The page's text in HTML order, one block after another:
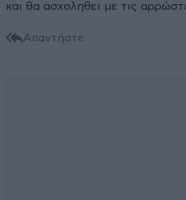
και θα ασχοληθει με τις
Απαντήστε